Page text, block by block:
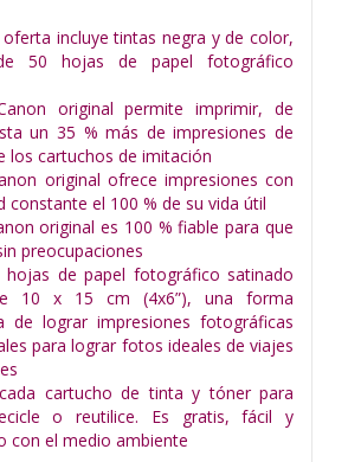
oferta incluye tintas negra y de color,
50 hojas de papel fotográfico
original permite imprimir, de
un 35 % más de impresiones de
los cartuchos de imitación
original ofrece impresiones con
constante el 100 % de su vida útil
original es 100 % fiable para que
preocupaciones
hojas de papel fotográfico satinado
10 x 15 cm (4x6”), una forma
de lograr impresiones fotográficas
para lograr fotos ideales de viajes
cartucho de tinta y tóner para
o reutilice. Es gratis, fácil y
con el medio ambiente